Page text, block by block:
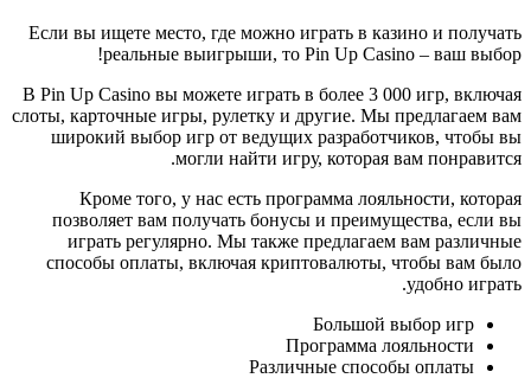
Если вы ищете место, где можно играть в казино и получать
реальные выигрыши, то Pin Up Casino – ваш выбор!
В Pin Up Casino вы можете играть в более 3 000 игр, включая
слоты, карточные игры, рулетку и другие. Мы предлагаем вам
широкий выбор игр от ведущих разработчиков, чтобы вы
могли найти игру, которая вам понравится.
Кроме того, у нас есть программа лояльности, которая
позволяет вам получать бонусы и преимущества, если вы
играть регулярно. Мы также предлагаем вам различные
способы оплаты, включая криптовалюты, чтобы вам было
удобно играть.
Большой выбор игр
Программа лояльности
Различные способы оплаты